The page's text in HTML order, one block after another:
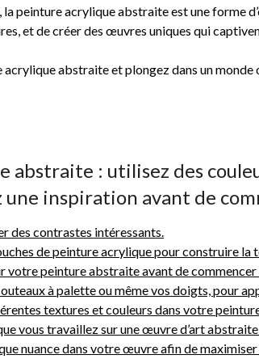
la peinture acrylique abstraite est une forme
et de créer des œuvres uniques qui
abstraite et plongez dans un monde
abstraite : utilisez des
inspiration avant de
des contrastes intéressants.
de peinture acrylique pour construire la
votre peinture abstraite avant de
à palette ou même vos doigts, pour
textures et couleurs dans votre
vous travaillez sur une œuvre d’art
nuance dans votre œuvre afin de